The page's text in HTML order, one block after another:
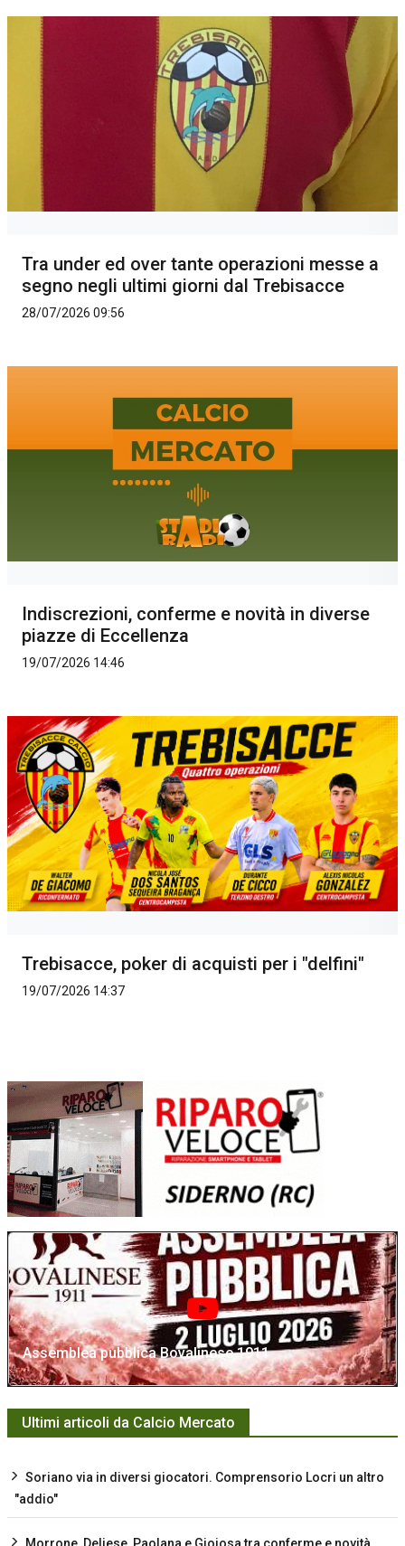
Tra under ed over tante operazioni messe a
segno negli ultimi giorni dal Trebisacce
28/07/2026 09:56
Indiscrezioni, conferme e novità in diverse
piazze di Eccellenza
19/07/2026 14:46
Trebisacce, poker di acquisti per i "delfini"
19/07/2026 14:37
Assemblea pubblica Bovalinese 1911
Ultimi articoli da Calcio Mercato
Soriano via in diversi giocatori. Comprensorio Locri un altro
"addio"